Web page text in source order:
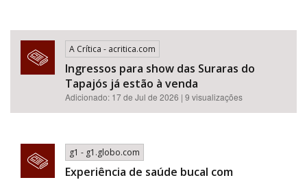
A Crítica - acritica.com
Ingressos para show das Suraras do
Tapajós já estão à venda
Adicionado: 17 de Jul de 2026 | 9 visualizações
g1 - g1.globo.com
Experiência de saúde bucal com